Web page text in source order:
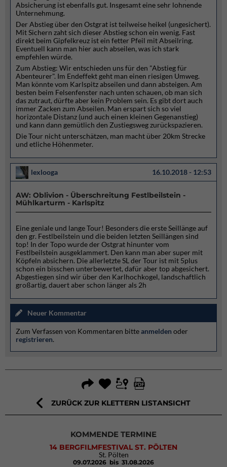
Absicherung ist ebenfalls gut. Insgesamt eine sehr lohnende
Unternehmung.
Der Abstieg über den Ostgrat ist teilweise heikel (ungesichert).
Mit Sichern zaht sich dieser Abstieg schon ein wenig. Fast
direkt beim Gipfelkreuz ist ein fetter Pfeil mit Abseilring.
Eventuell kann man hier auch abseilen, was ich stark
empfehlen würde.
Zum Abstieg: Wir entschieden uns für den "Abstieg für
Abenteurer". Im Endeffekt geht man einen riesigen Umweg.
Man könnte vom Karlspitz abseilen und dann absteigen. Am
besten beim Felsenfenster nach unten schauen, ob man sich
das zutraut, dürfte aber kein Problem sein. Es gibt dort auch
immer Zacken zum Abseilen. Man erspart sich so viel
horizontale Distanz (und auch einen kleinen Gegenanstieg)
und kann dann gemütlich den Zustiegsweg zurückspazieren.
Die Tour nicht unterschätzen, man macht über 20km Strecke
und etliche Höhenmeter.
lexlooga 16.10.2018 - 12:53
AW: Oblivion - Überschreitung Festlbeilstein -
Mühlkarturm - Karlspitz
Eine geniale und lange Tour! Besonders die erste Seillänge auf
den gr. Festlbeilstein und die beiden letzten Seillängen sind
top! In der Topo wurde der Ostgrat hinunter vom
Festlbeilstein ausgeklammert. Den kann man aber super mit
Köpfeln absichern. Die allerletzte SL der Tour ist mit 5plus
schon ein bisschen unterbewertet, dafür aber top abgesichert.
Abgestiegen sind wir über den Karlhochkogel, landschaftlich
großartig, dauert aber schon länger als 2h
Neuer Kommentar
Zum Verfassen von Kommentaren bitteanmelden oder
registrieren.
ZURÜCK ZUR KLETTERN LISTANSICHT
KOMMENDE TERMINE
14 BERGFILMFESTIVAL ST. PÖLTEN
St. Pölten
09.07.2026 bis 31.08.2026